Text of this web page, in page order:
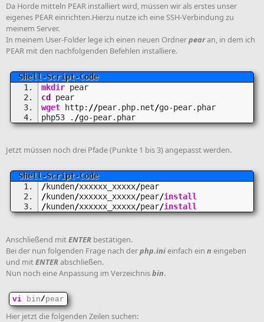
Da Horde mitteln PEAR installiert wird, müssen wir als erstes unser
eigenes PEAR einrichten.Hierzu nutze ich eine SSH-Verbindung zu
meinem Server.
In meinem User-Folder lege ich einen neuen Ordnerpearan, in dem ich
PEAR mit den nachfolgenden Befehlen installiere.
mkdir pear
cd
pear
wget http: //pear.php.net/go-pear.phar
php53 . /go-pear.phar
Jetzt müssen noch drei Pfade (Punkte 1 bis 3) angepasst werden.
/kunden/xxxxxx_xxxxx/pear
/kunden/xxxxxx_xxxxx/pear/install
/kunden/xxxxxx_xxxxx/pear/install
Anschließend mitENTER bestätigen.
Bei der nun folgenden Frage nach derphp.inieinfach ein n eingeben
und mitENTERabschließen.
Nun noch eine Anpassung im Verzeichnisbin.
vi bin/pear
Hier jetzt die folgenden Zeilen suchen: